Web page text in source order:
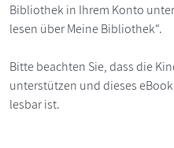
Bibliothek in Ihrem Konto
lesen über Meine Bibliothek“.
Bitte beachten Sie, dass die
unterstützen und dieses
lesbar ist.